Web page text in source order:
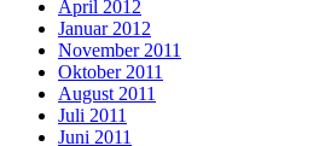
April 2012
Januar 2012
November 2011
Oktober 2011
August 2011
Juli 2011
Juni 2011